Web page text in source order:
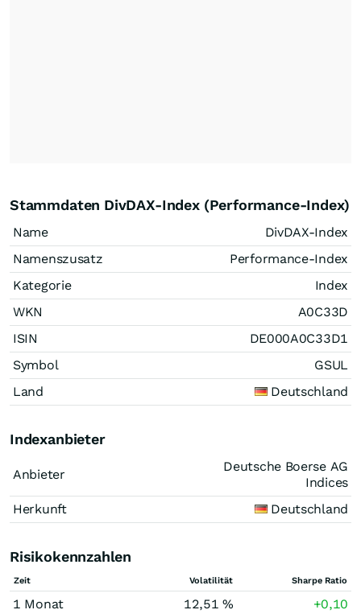
Stammdaten DivDAX-Index (Performance-Index)
Name
DivDAX-Index
Namenszusatz
Performance-Index
Kategorie
Index
WKN
A0C33D
ISIN
DE000A0C33D1
Symbol
GSUL
Land
Deutschland
Indexanbieter
Anbieter
Deutsche Boerse AG
Indices
Herkunft
Deutschland
Risikokennzahlen
Zeit Volatilität Sharpe Ratio
1 Monat 12,51 % +0,10